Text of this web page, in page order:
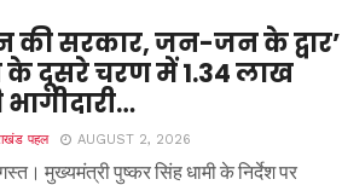
सरकार, जन-जन के द्वार’
के दूसरे चरण में 1.34 लाख
पहल AUGUST 2, 2026
मुख्यमंत्री पुष्कर सिंह धामी के निर्देश पर